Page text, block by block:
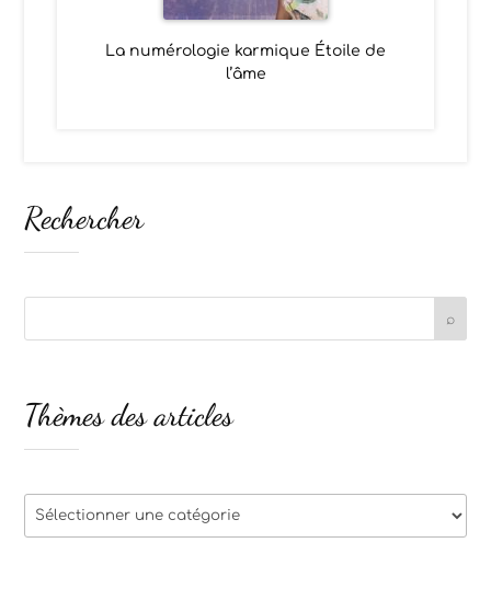
La numérologie karmique Étoile de
l’âme
Rechercher
Thèmes des articles
Thèmes
des